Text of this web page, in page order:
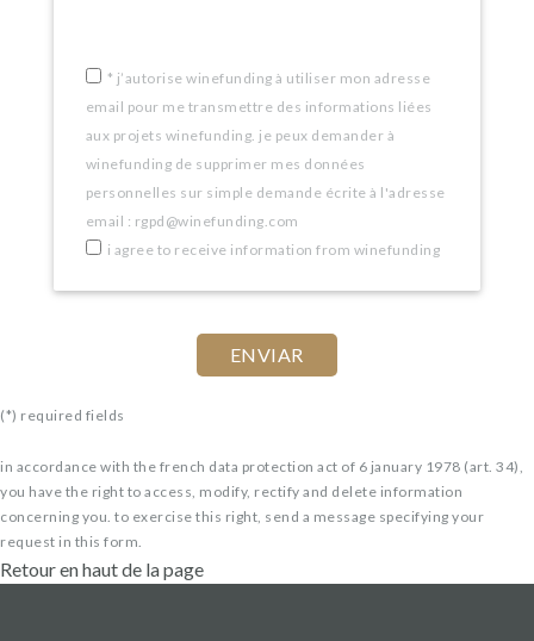
* j’autorise winefunding à utiliser mon adresse
email pour me transmettre des informations liées
aux projets winefunding. je peux demander à
winefunding de supprimer mes données
personnelles sur simple demande écrite à l'adresse
email : rgpd@winefunding.com
i agree to receive information from winefunding
(*) required fields
in accordance with the french data protection act of 6 january 1978 (art. 34),
you have the right to access, modify, rectify and delete information
concerning you. to exercise this right, send a message specifying your
request in this form.
Retour en haut de la page